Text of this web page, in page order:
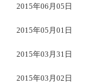
2015年06月05日
2015年05月01日
2015年03月31日
2015年03月02日